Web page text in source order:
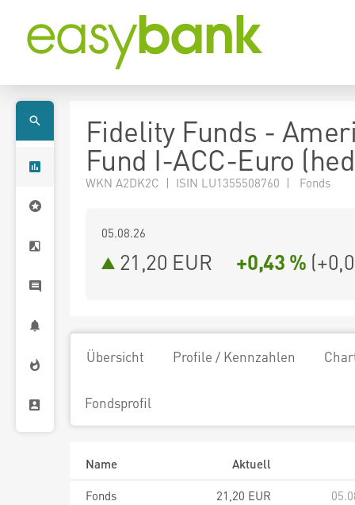
Fidelity Funds -
Fund I-ACC-Euro
WKN A2DK2C | ISIN LU1355508760 | Fonds
05.08.26
21,20 EUR +0,43 % (
Übersicht Profile / Kennzahlen
Fondsprofil
Name
Aktuell
Fonds
21,20 EUR